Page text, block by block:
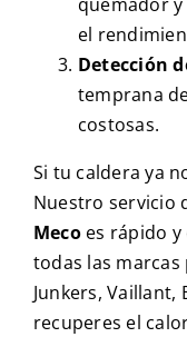
el
Detección
temprana
costosas.
Si tu caldera ya
Nuestro servicio
Mecoes rápido y
todas las marcas
Junkers, Vaillant,
recuperes el